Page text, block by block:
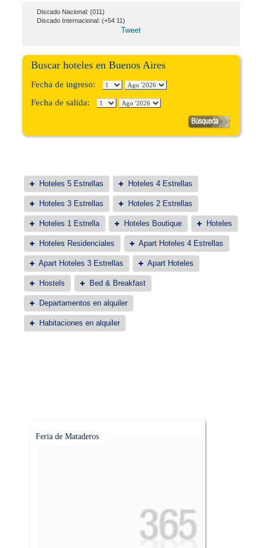
Discado Nacional: (011)
Discado Internacional: (+54 11)
Tweet
Buscar hoteles en Buenos Aires
Fecha de ingreso:
Fecha de salida:
Hoteles 5 Estrellas Hoteles 4 Estrellas
Hoteles 3 Estrellas Hoteles 2 Estrellas
Hoteles 1 Estrella Hoteles Boutique Hoteles
Hoteles Residenciales Apart Hoteles 4 Estrellas
Apart Hoteles 3 Estrellas Apart Hoteles
Hostels Bed & Breakfast
Departamentos en alquiler
Habitaciones en alquiler
Feria de Mataderos